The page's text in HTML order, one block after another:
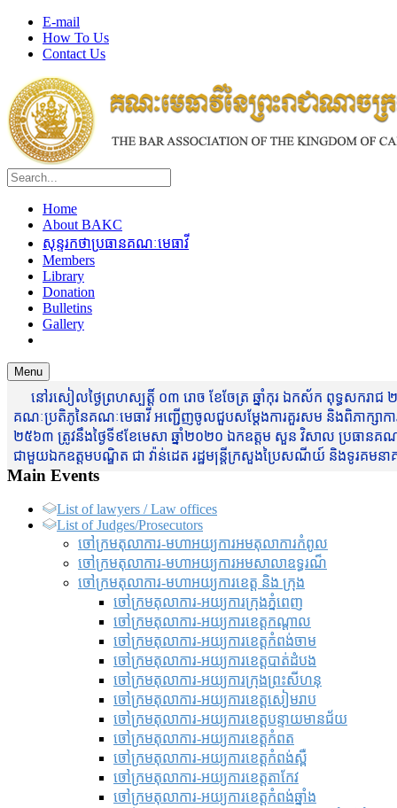
E-mail
How To Us
Contact Us
Home
About BAKC
សុន្ទរកថាប្រធានគណៈមេធាវី
Members
Library
Donation
Bulletins
Gallery
Menu
នៅរសៀលថ្ងៃព្រហស្បត្តិ៍ ០៣ រោច ខែចែត្រ ឆ្នាំកុរ ឯកស័ក ពុទ្ធសករាជ
គណៈប្រតិភូនៃគណៈមេធាវី អញ្ជើញចូលជួបសម្តែងការគួរសម និងពិភាក្សាកា
២៥៦៣ ត្រូវនឹងថ្ងៃទី៩ខែមេសា ឆ្នាំ២០២០ ឯកឧត្តម សួន វិសាល ប្រធានគណ
ជាមួយឯកឧត្តមបណ្ឌិត ជា វ៉ាន់ដេត រដ្ឋមន្រ្តីក្រសួងប្រៃសណីយ៍ និងទូរគ
Main Events
List of lawyers / Law offices
List of Judges/Prosecutors
ចៅក្រមតុលាការ-មហាអយ្យការអមតុលាការកំពូល
ចៅក្រមតុលាការ-មហាអយ្យការអមសាលាឧទ្ធរណ៏
ចៅក្រមតុលាការ-មហាអយ្យការខេត្ត និង ក្រុង
ចៅក្រមតុលាការ-អយ្យការក្រុងភ្នំពេញ
ចៅក្រមតុលាការ-អយ្យការខេត្តកណ្តាល
ចៅក្រមតុលាការ-អយ្យការខេត្តកំពង់ចាម
ចៅក្រមតុលាការ-អយ្យការខេត្តបាត់ដំបង
ចៅក្រមតុលាការ-អយ្យការ​ក្រុងព្រះសីហនុ
ចៅក្រមតុលាការ-អយ្យការខេត្តសៀមរាប
ចៅក្រមតុលាការ-អយ្យការខេត្តបន្ទាយមានជ័យ
ចៅក្រមតុលាការ-អយ្យការខេត្តកំពត
ចៅក្រមតុលាការ-អយ្យការខេត្តកំពង់ស្ពឺ
ចៅក្រមតុលាការ-អយ្យការខេត្តតាកែវ
ចៅក្រមតុលាការ-អយ្យការខេត្តកំពង់ឆ្នាំង